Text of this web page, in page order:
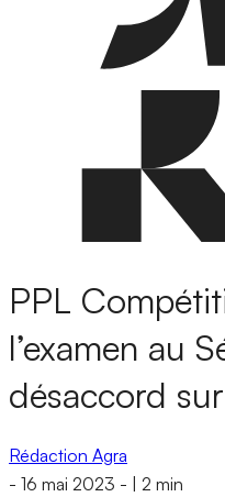
PPL
l’examen au
désaccord sur
Rédaction Agra
- 16 mai 2023 - 2 min